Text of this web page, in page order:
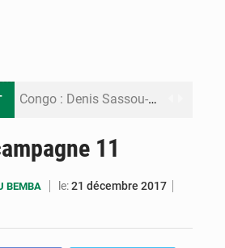
Congo : Denis Sassou-N’Guesso de retour à Brazzaville après un séjour à Oyo
11
BEMBA le:21 décembre 2017